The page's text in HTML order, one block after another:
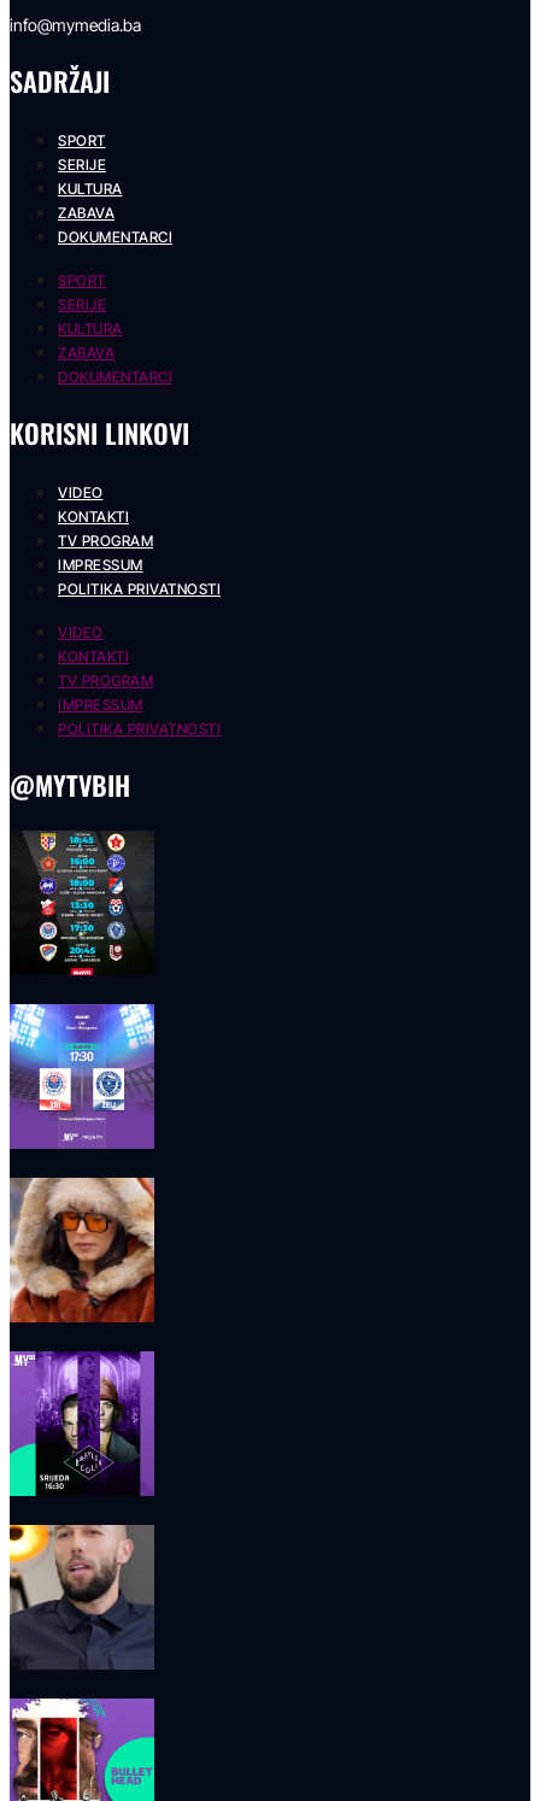
info@mymedia.ba
SADRŽAJI
SPORT
SERIJE
KULTURA
ZABAVA
DOKUMENTARCI
SPORT
SERIJE
KULTURA
ZABAVA
DOKUMENTARCI
KORISNI LINKOVI
VIDEO
KONTAKTI
TV PROGRAM
IMPRESSUM
POLITIKA PRIVATNOSTI
VIDEO
KONTAKTI
TV PROGRAM
IMPRESSUM
POLITIKA PRIVATNOSTI
@MYTVBIH